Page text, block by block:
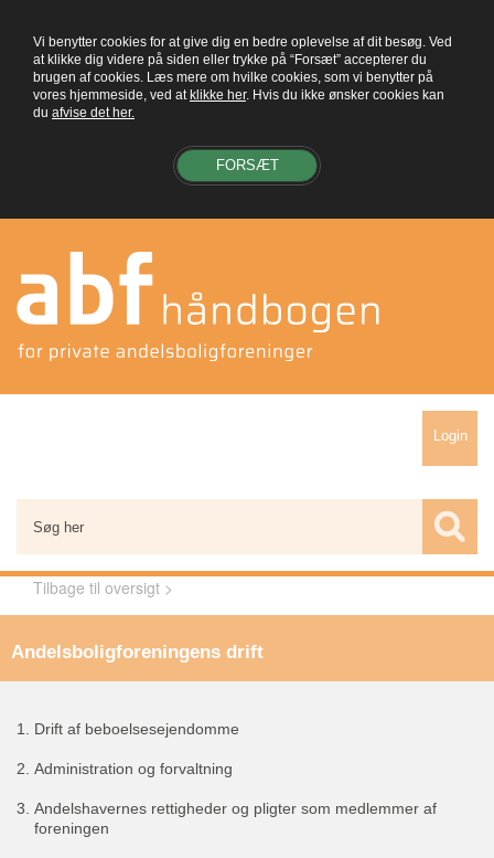
Vi benytter cookies for at give dig en bedre oplevelse af dit besøg. Ved
at klikke dig videre på siden eller trykke på “Forsæt” accepterer du
brugen af cookies. Læs mere om hvilke cookies, som vi benytter på
vores hjemmeside, ved at klikke her. Hvis du ikke ønsker cookies kan
du afvise det her.
FORSÆT
Login
Tilbage til oversigt >
Andelsboligforeningens drift
1. Drift af beboelsesejendomme
2. Administration og forvaltning
3. Andelshavernes rettigheder og pligter som medlemmer af
foreningen